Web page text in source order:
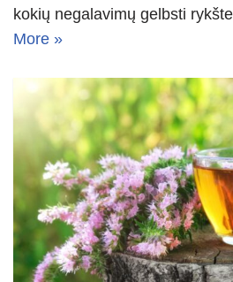
kokių negalavimų gelbsti
More »